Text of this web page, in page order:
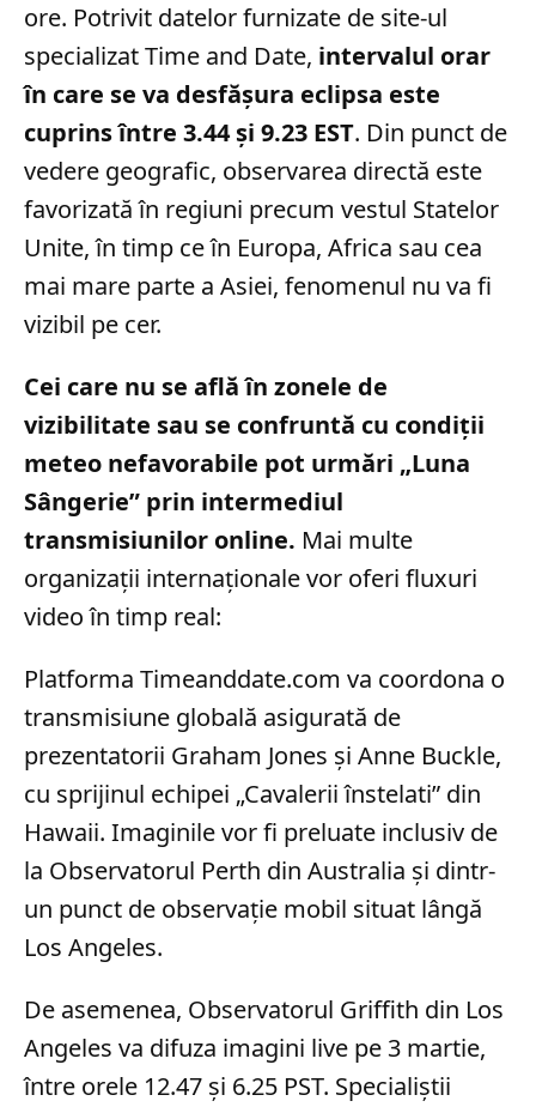
ore. Potrivit datelor furnizate de site-ul
specializat Time and Date, intervalul orar
în care se va desfășura eclipsa este
cuprins între 3.44 și 9.23 EST. Din punct de
vedere geografic, observarea directă este
favorizată în regiuni precum vestul Statelor
Unite, în timp ce în Europa, Africa sau cea
mai mare parte a Asiei, fenomenul nu va fi
vizibil pe cer.
Cei care nu se află în zonele de
vizibilitate sau se confruntă cu condiții
meteo nefavorabile pot urmări „Luna
Sângerie” prin intermediul
transmisiunilor online. Mai multe
organizații internaționale vor oferi fluxuri
video în timp real:
Platforma Timeanddate.com va coordona o
transmisiune globală asigurată de
prezentatorii Graham Jones și Anne Buckle,
cu sprijinul echipei „Cavalerii înstelati” din
Hawaii. Imaginile vor fi preluate inclusiv de
la Observatorul Perth din Australia și dintr-
un punct de observație mobil situat lângă
Los Angeles.
De asemenea, Observatorul Griffith din Los
Angeles va difuza imagini live pe 3 martie,
între orele 12.47 și 6.25 PST. Specialiștii